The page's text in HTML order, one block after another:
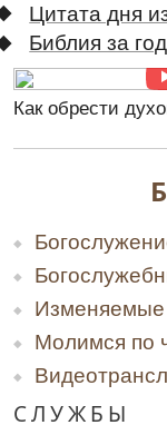
Цитата дня
Библия за год
Как обрести
Изменяемые
Молимся по
СЛУЖБЫ